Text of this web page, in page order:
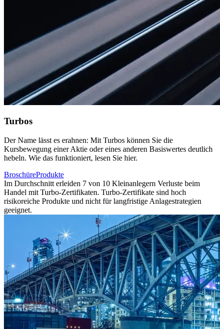
Turbos
Der Name lässt es erahnen: Mit Turbos können Sie die
Kursbewegung einer Aktie oder eines anderen Basiswertes deutlich
hebeln. Wie das funktioniert, lesen Sie hier.
BroschüreProdukte
Im Durchschnitt erleiden 7 von 10 Kleinanlegern Verluste beim
Handel mit Turbo-Zertifikaten. Turbo-Zertifikate sind hoch
risikoreiche Produkte und nicht für langfristige Anlagestrategien
geeignet.